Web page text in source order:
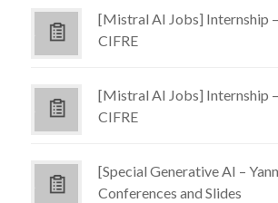
[Mistral AI Jobs] Internship
CIFRE
[Mistral AI Jobs] Internship
CIFRE
[Special Generative AI –
Conferences and Slides